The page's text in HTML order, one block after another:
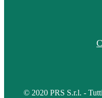
© 2020 PRS S.r.l. -